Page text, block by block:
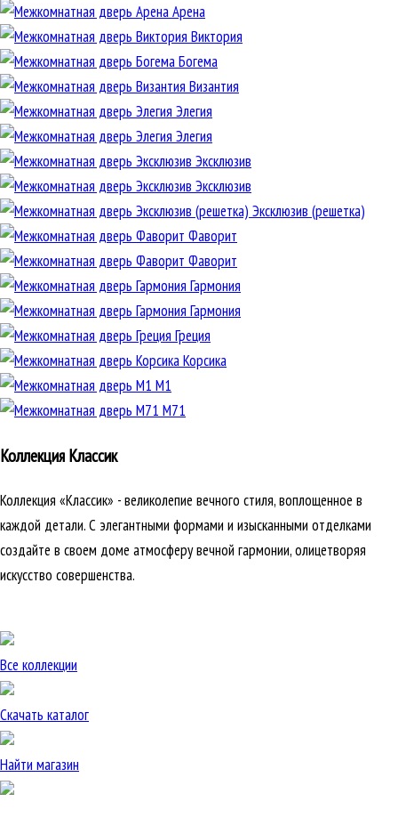
Арена
Виктория
Богема
Византия
Элегия
Элегия
Эксклюзив
Эксклюзив
Эксклюзив (решетка)
Фаворит
Фаворит
Гармония
Гармония
Греция
Корсика
М1
М71
Коллекция Классик
Коллекция «Классик» - великолепие вечного стиля, воплощенное в
каждой детали. С элегантными формами и изысканными отделками
создайте в своем доме атмосферу вечной гармонии, олицетворяя
искусство совершенства.
Все коллекции
Скачать каталог
Найти магазин